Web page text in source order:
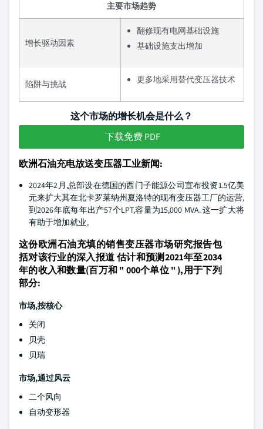
主要市场趋势
增长驱动因素
翻修现有电网基础设施
基础设施支出增加
陷阱与挑战 更多地采用替代变压器技术
这个市场的增长机会是什么？
下载免费 PDF
欧洲石油充电放送变压器工业新闻:
2024年2月,总部设在德国的西门子能源公司宣布投资1.5亿美
元来扩大其在北卡罗莱纳州夏洛特的现有变压器工厂的运营,
到2026年底每年出产57个LPT,容量为15,000 MVA. 这一扩大将
有助于增加就业。
这份欧洲石油充填的销售变压器市场研究报告包
括对该行业的深入报道 估计和预测2021年至2034
年的收入和数量(百万和 " 000个单位 " ),用于下列
部分:
市场,按核心
关闭
贝壳
贝瑞
市场,通过风云
二个风向
自动变形器